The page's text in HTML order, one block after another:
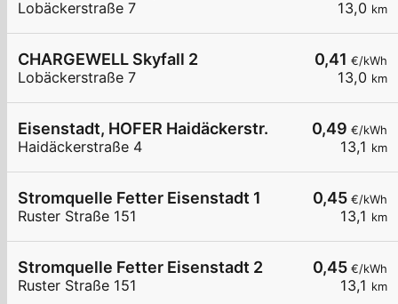
13,0 km
Lobäckerstraße 7
0,41 €/kWh
13,0 km
CHARGEWELL Skyfall 2
Lobäckerstraße 7
0,49 €/kWh
13,1 km
Eisenstadt, HOFER Haidäckerstr.
Haidäckerstraße 4
0,45 €/kWh
13,1 km
Stromquelle Fetter Eisenstadt 1
Ruster Straße 151
0,45 €/kWh
13,1 km
Stromquelle Fetter Eisenstadt 2
Ruster Straße 151